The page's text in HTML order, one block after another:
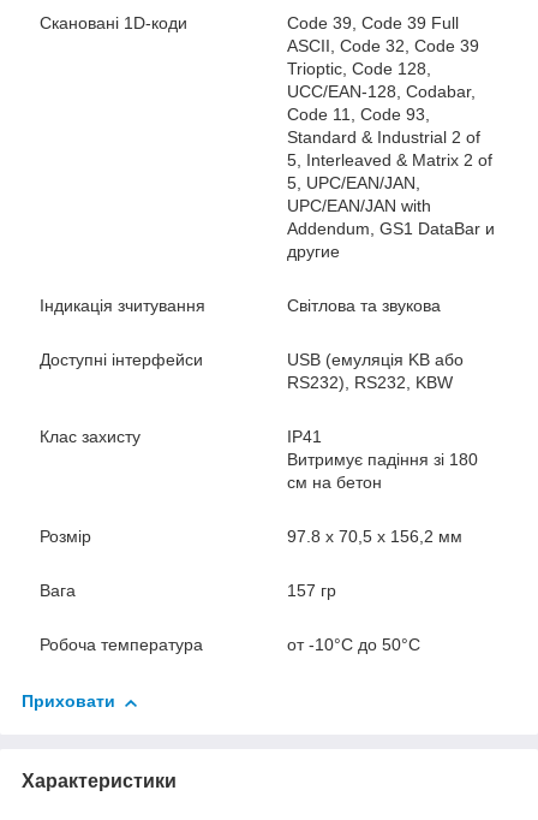
Скановані 1D-коди
Code 39, Code 39 Full
ASCII, Code 32, Code 39
Trioptic, Code 128,
UCC/EAN-128, Codabar,
Code 11, Code 93,
Standard & Industrial 2 of
5, Interleaved & Matrix 2 of
5, UPC/EAN/JAN,
UPC/EAN/JAN with
Addendum, GS1 DataBar и
другие
Індикація зчитування Світлова та звукова
Доступні інтерфейси
USB (емуляція KB або
RS232), RS232, KBW
Клас захисту
IP41
Витримує падіння зі 180
см на бетон
Розмір 97.8 x 70,5 x 156,2 мм
Вага 157 гр
Робоча температура от -10°C до 50°C
Приховати
Характеристики